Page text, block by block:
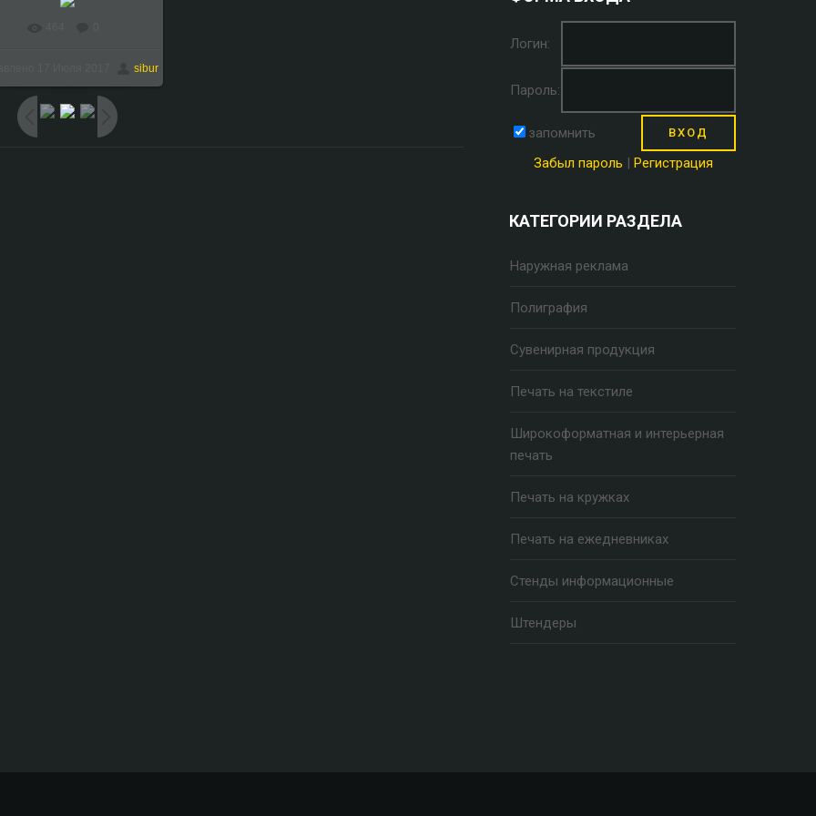
sibur
Логин:
Пароль:
запомнить
Забыл пароль | Регистрация
КАТЕГОРИИ РАЗДЕЛА
Наружная реклама
Полиграфия
Сувенирная продукция
Печать на текстиле
Широкоформатная и интерьерная
печать
Печать на кружках
Печать на ежедневниках
Стенды информационные
Штендеры